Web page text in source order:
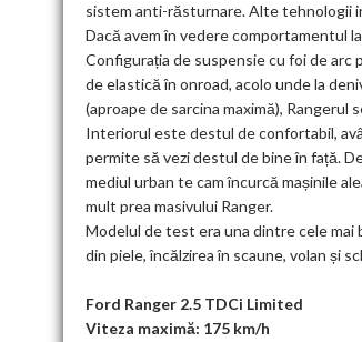
sistem anti-răsturnare. Alte tehnologii
Dacă avem în vedere comportamentul
Configurația de suspensie cu foi de
de elastică în onroad, acolo unde la
(aproape de sarcina maximă),
Interiorul este destul de confortabil,
permite să vezi destul de bine în față.
mediul urban te cam încurcă mașinile
mult prea masivului Ranger.
Modelul de test era una dintre cele
din piele, încălzirea în scaune, volan și
Ford Ranger 2.5 TDCi Limited
Viteza maximă: 175 km/h